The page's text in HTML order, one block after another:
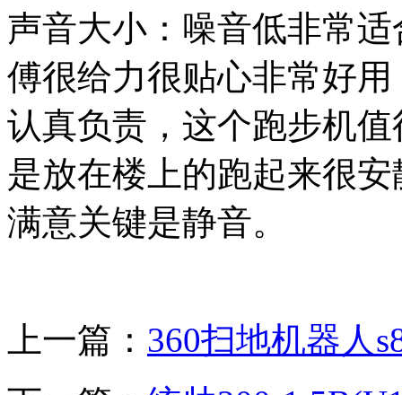
声音大小：噪音低非常
傅很给力很贴心非常好
认真负责，这个跑步机
是放在楼上的跑起来很
满意关键是静音。
上一篇： 360扫地机器人